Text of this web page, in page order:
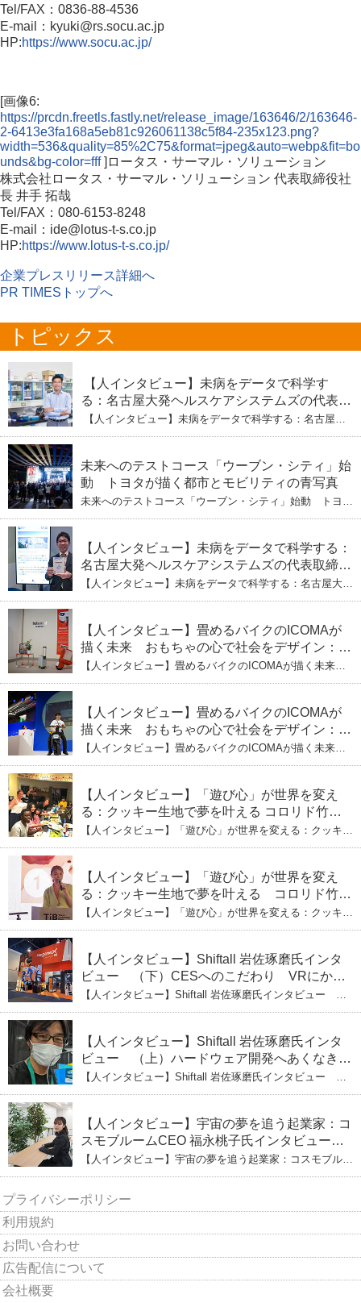
Tel/FAX：0836-88-4536
E-mail：kyuki@rs.socu.ac.jp
HP:https://www.socu.ac.jp/
[画像6:
https://prcdn.freetls.fastly.net/release_image/163646/2/163646-
2-6413e3fa168a5eb81c926061138c5f84-235x123.png?
width=536&quality=85%2C75&format=jpeg&auto=webp&fit=bo
unds&bg-color=fff]ロータス・サーマル・ソリューション
株式会社ロータス・サーマル・ソリューション 代表取締役社
長 井手 拓哉
Tel/FAX：080-6153-8248
E-mail：ide@lotus-t-s.co.jp
HP:https://www.lotus-t-s.co.jp/
企業プレスリリース詳細へ
PR TIMESトップへ
トピックス
【人インタビュー】未病をデータで科学す
る：名古屋大発ヘルスケアシステムズの代表取
締役社長・瀧本陽介 【下】「人生80年の暇つ
ぶし」を着実に：理系ニートが挑むヘルスケア
【人インタビュー】未病をデータで科学する：名古屋大
挑むヘルスケア標準化と海外戦略
未来へのテストコース「ウーブン・シティ」始
動 トヨタが描く都市とモビリティの青写真
未来へのテストコース「ウーブン・シティ」始動 トヨタ
【人インタビュー】未病をデータで科学する：
名古屋大発ヘルスケアシステムズの代表取締役
社長・瀧本陽介 郵送検査で挑む健康の未来
【人インタビュー】未病をデータで科学する：名古屋大発
【人インタビュー】畳めるバイクのICOMAが
描く未来 おもちゃの心で社会をデザイン：株
式会社ICOMAの代表取締役・生駒崇光
（下）おもちゃで社会を変える、「トイボック
【人インタビュー】畳めるバイクのICOMAが描く未来
イボックス」というデザインメソッド
【人インタビュー】畳めるバイクのICOMAが
描く未来 おもちゃの心で社会をデザイン：株
式会社ICOMAの代表取締役・生駒崇光
（上）「変形」に魅せられたデザイナーの軌
【人インタビュー】畳めるバイクのICOMAが描く未来
ーの軌跡
【人インタビュー】「遊び心」が世界を変え
る：クッキー生地で夢を叶える コロリド竹内
ひとみ（下） 起業は「影響力」のため。愛と
笑いの子育て哲学
【人インタビュー】「遊び心」が世界を変える：クッキー
【人インタビュー】「遊び心」が世界を変え
る：クッキー生地で夢を叶える コロリド竹内
ひとみ（上） クッキー生地に込めた「誰でも
できる」という哲学
【人インタビュー】「遊び心」が世界を変える：クッキー
【人インタビュー】Shiftall 岩佐琢磨氏インタ
ビュー （下）CESへのこだわり VRにかけ
る未来
【人インタビュー】Shiftall 岩佐琢磨氏インタビュー
【人インタビュー】Shiftall 岩佐琢磨氏インタ
ビュー （上）ハードウェア開発へあくなき挑
戦 その起業の経緯とは
【人インタビュー】Shiftall 岩佐琢磨氏インタビュー
【人インタビュー】宇宙の夢を追う起業家：コ
スモブルームCEO 福永桃子氏インタビュー
（下）
【人インタビュー】宇宙の夢を追う起業家：コスモブルー
プライバシーポリシー
利用規約
お問い合わせ
広告配信について
会社概要